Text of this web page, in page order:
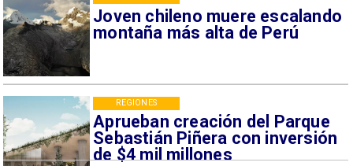
Joven chileno muere escalando
montaña más alta de Perú
Aprueban creación del Parque
Sebastián Piñera con inversión
de $4 mil millones
REGIONES